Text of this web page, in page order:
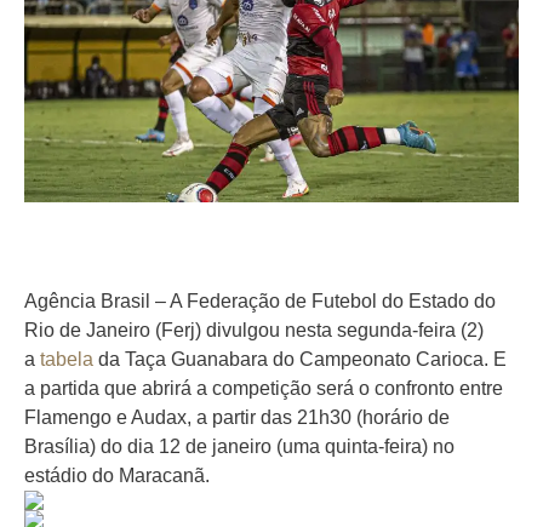
Agência Brasil – A Federação de Futebol do Estado do
Rio de Janeiro (Ferj) divulgou nesta segunda-feira (2)
a tabela da Taça Guanabara do Campeonato Carioca. E
a partida que abrirá a competição será o confronto entre
Flamengo e Audax, a partir das 21h30 (horário de
Brasília) do dia 12 de janeiro (uma quinta-feira) no
estádio do Maracanã.